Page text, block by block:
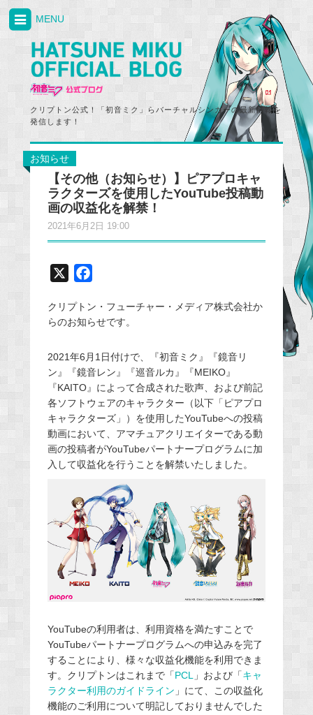
クリプトン公式！「初音ミク」らバーチャルシンガーの最新情報を
発信します！
MENU
お知らせ
【その他（お知らせ）】ピアプロキャ
ラクターズを使用したYouTube投稿動
画の収益化を解禁！
2021年6月2日 19:00
c
e
o
o
k
クリプトン・フューチャー・メディア株式会社か
らのお知らせです。
2021年6月1日付けで、『初音ミク』『鏡音リ
ン』『鏡音レン』『巡音ルカ』『MEIKO』
『KAITO』によって合成された歌声、および前記
各ソフトウェアのキャラクター（以下「ピアプロ
キャラクターズ」）を使用したYouTubeへの投稿
動画において、アマチュアクリエイターである動
画の投稿者がYouTubeパートナープログラムに加
入して収益化を行うことを解禁いたしました。
YouTubeの利用者は、利用資格を満たすことで
YouTubeパートナープログラムへの申込みを完了
することにより、様々な収益化機能を利用できま
す。クリプトンはこれまで「PCL 」および「キャ
ラクター利用のガイドライン 」にて、この収益化
機能のご利用について明記しておりませんでした